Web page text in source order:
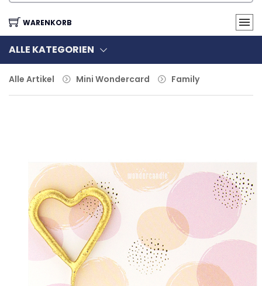
WARENKORB
ALLE KATEGORIEN
Alle Artikel Mini Wondercard Family